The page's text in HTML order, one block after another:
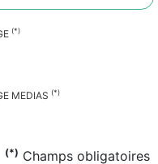
(*)
MEDIAS (*)
(*) Champs obligatoires